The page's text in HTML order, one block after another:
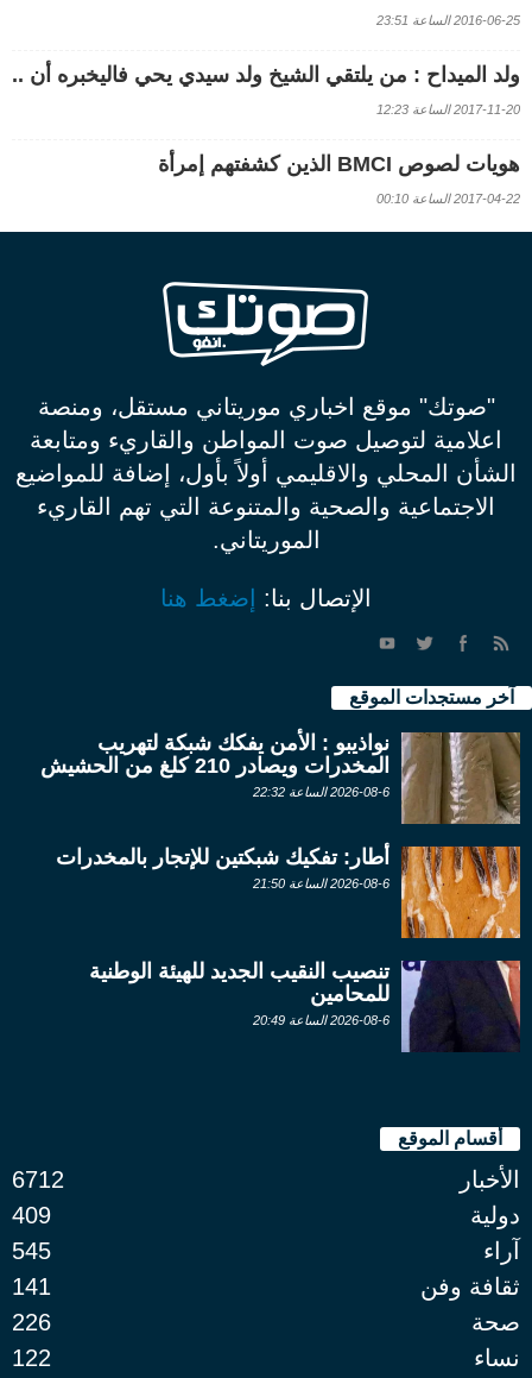
2016-06-25 الساعة 23:51
ولد الميداح : من يلتقي الشيخ ولد سيدي يحي فاليخبره أن ..
2017-11-20 الساعة 12:23
هويات لصوص BMCI الذين كشفتهم إمرأة
2017-04-22 الساعة 00:10
"صوتك" موقع اخباري موريتاني مستقل، ومنصة
اعلامية لتوصيل صوت المواطن والقاريء ومتابعة
الشأن المحلي والاقليمي أولاً بأول، إضافة للمواضيع
الاجتماعية والصحية والمتنوعة التي تهم القاريء
الموريتاني.
الإتصال بنا: إضغط هنا
آخر مستجدات الموقع
نواذيبو : الأمن يفكك شبكة لتهريب
المخدرات ويصادر 210 كلغ من الحشيش
2026-08-6 الساعة 22:32
أطار: تفكيك شبكتين للإتجار بالمخدرات
2026-08-6 الساعة 21:50
تنصيب النقيب الجديد للهيئة الوطنية
للمحامين
2026-08-6 الساعة 20:49
أقسام الموقع
الأخبار
6712
دولية
409
آراء
545
ثقافة وفن
141
صحة
226
نساء
122